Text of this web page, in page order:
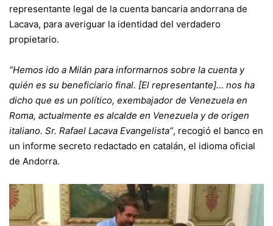
representante legal de la cuenta bancaria andorrana de
Lacava, para averiguar la identidad del verdadero
propietario.
“Hemos ido a Milán para informarnos sobre la cuenta y
quién es su beneficiario final. [El representante]… nos ha
dicho que es un político, exembajador de Venezuela en
Roma, actualmente es alcalde en Venezuela y de origen
italiano. Sr. Rafael Lacava Evangelista”, recogió el banco en
un informe secreto redactado en catalán, el idioma oficial
de Andorra.